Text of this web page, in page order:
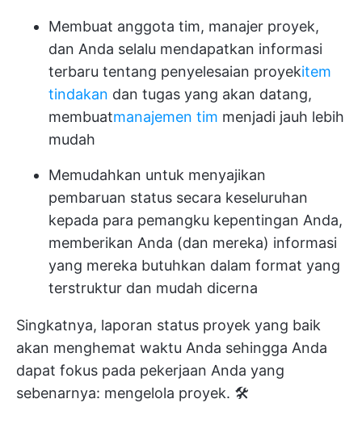
Membuat anggota tim, manajer proyek,
dan Anda selalu mendapatkan informasi
terbaru tentang penyelesaian proyekitem
tindakan dan tugas yang akan datang,
membuatmanajemen tim menjadi jauh lebih
mudah
Memudahkan untuk menyajikan
pembaruan status secara keseluruhan
kepada para pemangku kepentingan Anda,
memberikan Anda (dan mereka) informasi
yang mereka butuhkan dalam format yang
terstruktur dan mudah dicerna
Singkatnya, laporan status proyek yang baik
akan menghemat waktu Anda sehingga Anda
dapat fokus pada pekerjaan Anda yang
sebenarnya: mengelola proyek. 🛠️